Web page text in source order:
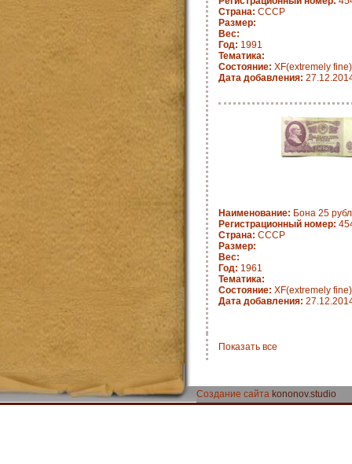
Страна: СССР
Размер:
Вес:
Год: 1991
Тематика:
Состояние: XF(extremely fine)
Дата добавления:
Наименование: Бона 25
Регистрационный номер:
Страна: СССР
Размер:
Вес:
Год: 1961
Тематика:
Состояние: XF(extremely fine)
Дата добавления:
Показать все
Создание сайта kononov.studio